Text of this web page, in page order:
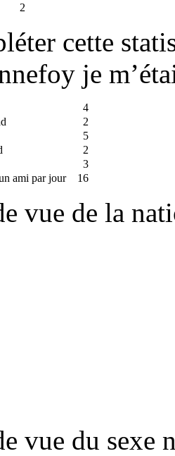
2
cette
je
4
2
5
2
3
ami par jour
16
vue de la
vue du sexe